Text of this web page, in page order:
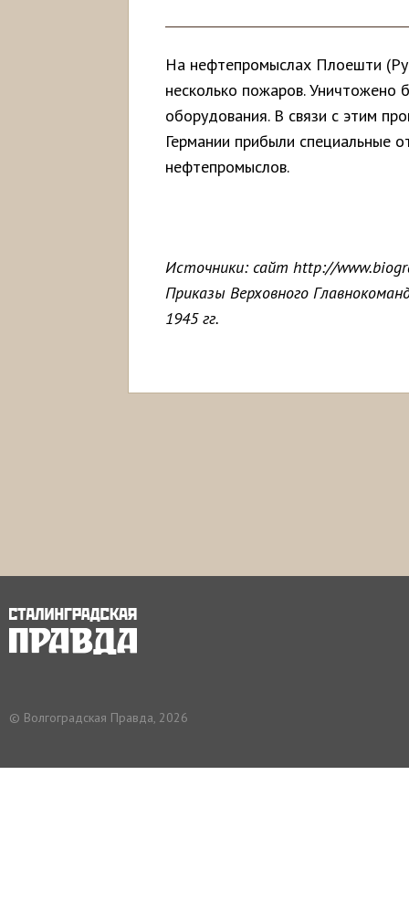
На нефтепромыслах Плоешти
несколько пожаров. Уничтожено
оборудования. В связи с этим
Германии прибыли специальные
нефтепромыслов.
Источники: сайт http://
Приказы Верховного
1945 гг.
© Волгоградская Правда, 2026